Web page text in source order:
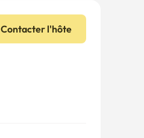
Contacter l'hôte